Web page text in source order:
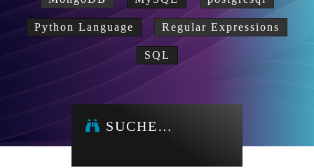
Python Language Regular Expressions
SQL
SUCHE…